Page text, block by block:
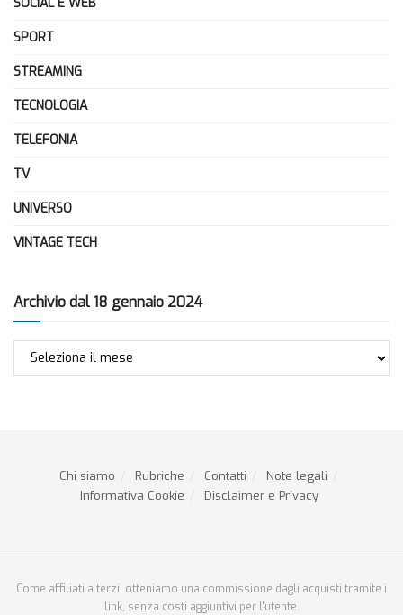
SPORT
STREAMING
TECNOLOGIA
TELEFONIA
TV
UNIVERSO
VINTAGE TECH
Archivio dal 18 gennaio 2024
Archivio
Chi siamo Rubriche Contatti
Note legali
Informativa Cookie
Disclaimer e Privacy
Come affiliati a terzi, otteniamo una commissione dagli acquisti tramite i
link, senza costi aggiuntivi per l'utente.